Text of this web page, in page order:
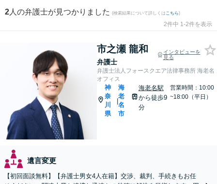
2 人の弁護士が見つかりました (検索結果について詳しくは こちら)
2件中 1-2件を表示
市之瀬 龍和
弁護士
インタビューを
見る
弁護士法人フォースクエア法律事務所 海老名
オフィス
神
奈
川
県
|
海
老
名
市
海老名駅
から徒歩9
分
営業時間：10:00
~18:00（平日）
遺言変更
【初回面談無料】【弁護士男女4人在籍】交渉、裁判、手続きもお任